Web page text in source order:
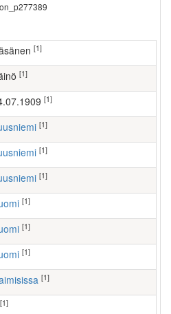
[1]
[1]
[1]
[1]
[1]
[1]
[1]
[1]
[1]
[1]
[1]